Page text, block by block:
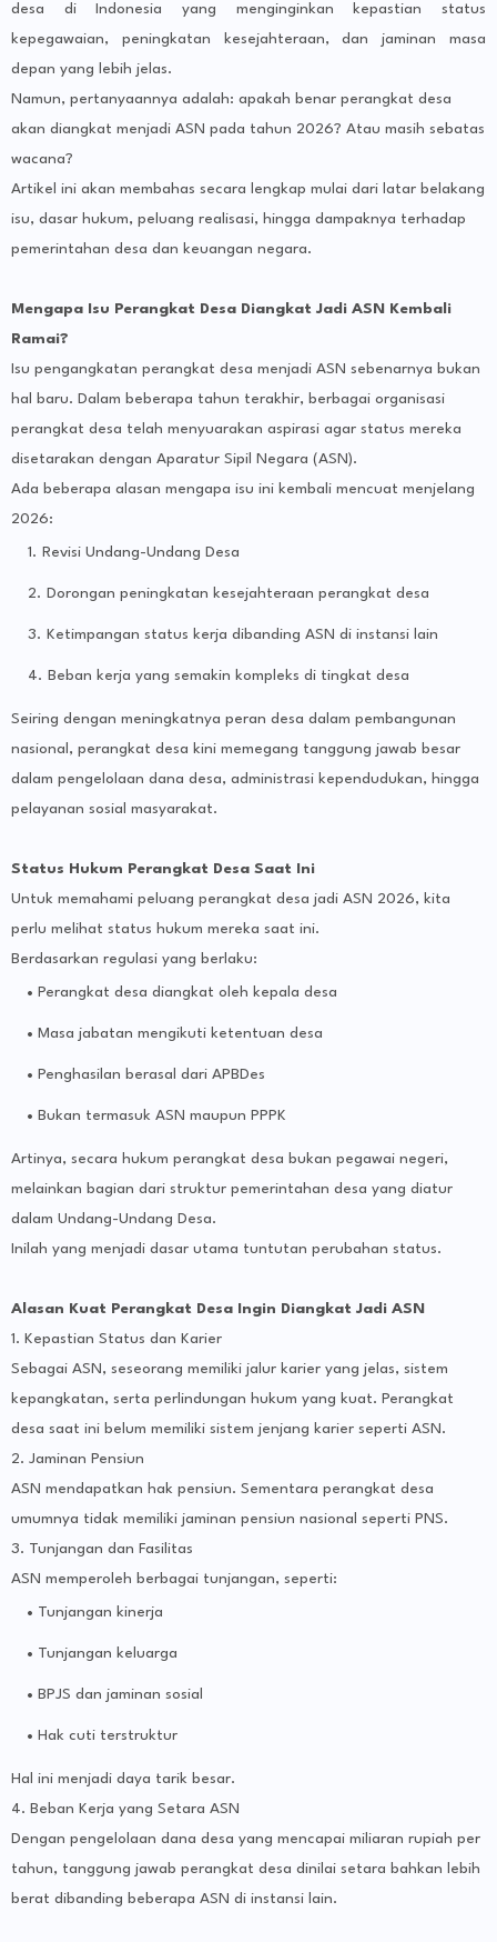
desa di Indonesia yang menginginkan kepastian status
kepegawaian, peningkatan kesejahteraan, dan jaminan masa
depan yang lebih jelas.
Namun, pertanyaannya adalah: apakah benar perangkat desa
akan diangkat menjadi ASN pada tahun 2026? Atau masih sebatas
wacana?
Artikel ini akan membahas secara lengkap mulai dari latar belakang
isu, dasar hukum, peluang realisasi, hingga dampaknya terhadap
pemerintahan desa dan keuangan negara.
Mengapa Isu Perangkat Desa Diangkat Jadi ASN Kembali
Ramai?
Isu pengangkatan perangkat desa menjadi ASN sebenarnya bukan
hal baru. Dalam beberapa tahun terakhir, berbagai organisasi
perangkat desa telah menyuarakan aspirasi agar status mereka
disetarakan dengan Aparatur Sipil Negara (ASN).
Ada beberapa alasan mengapa isu ini kembali mencuat menjelang
2026:
Revisi Undang-Undang Desa
Dorongan peningkatan kesejahteraan perangkat desa
Ketimpangan status kerja dibanding ASN di instansi lain
Beban kerja yang semakin kompleks di tingkat desa
Seiring dengan meningkatnya peran desa dalam pembangunan
nasional, perangkat desa kini memegang tanggung jawab besar
dalam pengelolaan dana desa, administrasi kependudukan, hingga
pelayanan sosial masyarakat.
Status Hukum Perangkat Desa Saat Ini
Untuk memahami peluang perangkat desa jadi ASN 2026, kita
perlu melihat status hukum mereka saat ini.
Berdasarkan regulasi yang berlaku:
Perangkat desa diangkat oleh kepala desa
Masa jabatan mengikuti ketentuan desa
Penghasilan berasal dari APBDes
Bukan termasuk ASN maupun PPPK
Artinya, secara hukum perangkat desa bukan pegawai negeri,
melainkan bagian dari struktur pemerintahan desa yang diatur
dalam Undang-Undang Desa.
Inilah yang menjadi dasar utama tuntutan perubahan status.
Alasan Kuat Perangkat Desa Ingin Diangkat Jadi ASN
1. Kepastian Status dan Karier
Sebagai ASN, seseorang memiliki jalur karier yang jelas, sistem
kepangkatan, serta perlindungan hukum yang kuat. Perangkat
desa saat ini belum memiliki sistem jenjang karier seperti ASN.
2. Jaminan Pensiun
ASN mendapatkan hak pensiun. Sementara perangkat desa
umumnya tidak memiliki jaminan pensiun nasional seperti PNS.
3. Tunjangan dan Fasilitas
ASN memperoleh berbagai tunjangan, seperti:
Tunjangan kinerja
Tunjangan keluarga
BPJS dan jaminan sosial
Hak cuti terstruktur
Hal ini menjadi daya tarik besar.
4. Beban Kerja yang Setara ASN
Dengan pengelolaan dana desa yang mencapai miliaran rupiah per
tahun, tanggung jawab perangkat desa dinilai setara bahkan lebih
berat dibanding beberapa ASN di instansi lain.